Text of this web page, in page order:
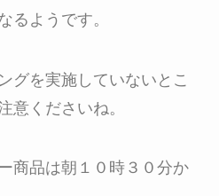
るようです。
グを実施していないとこ
意くださいね。
商品は朝１０時３０分か